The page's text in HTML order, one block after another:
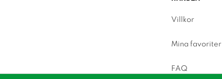
Villkor
Mina favoriter
FAQ